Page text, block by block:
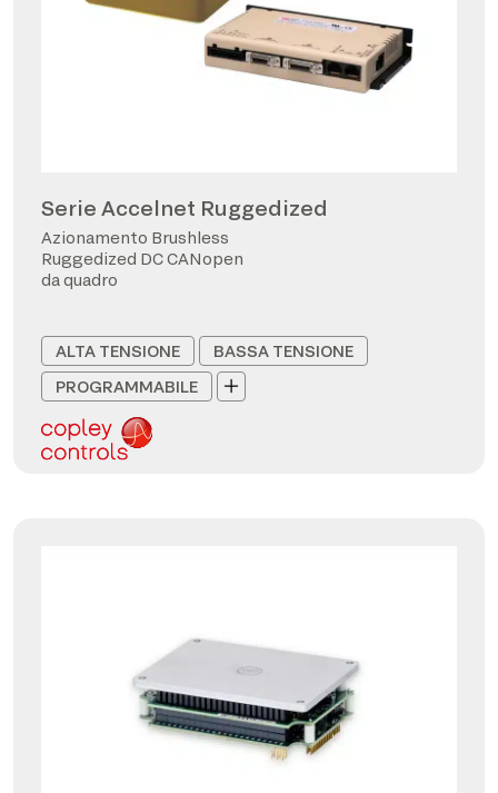
Serie Accelnet Ruggedized
Azionamento Brushless
Ruggedized DC CANopen
da quadro
ALTA TENSIONE
BASSA TENSIONE
PROGRAMMABILE